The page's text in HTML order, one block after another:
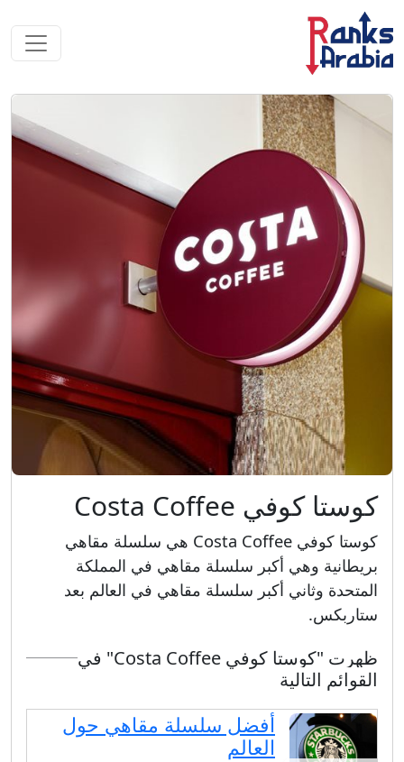
كوستا كوفي Costa Coffee
كوستا كوفي Costa Coffee هي سلسلة مقاهي
بريطانية وهي أكبر سلسلة مقاهي في المملكة
المتحدة وثاني أكبر سلسلة مقاهي في العالم بعد
ستاربكس.
ظهرت "كوستا كوفي Costa Coffee" في
القوائم التالية
أفضل سلسلة مقاهي حول
العالم